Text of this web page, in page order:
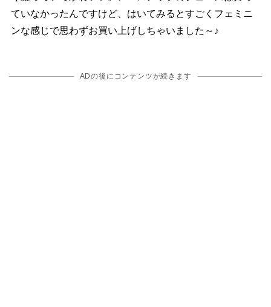
ていなかったんですけど、はいてみるとすごくフェミニ
ンな感じで思わずお買い上げしちゃいました～♪
ADの後にコンテンツが続きます